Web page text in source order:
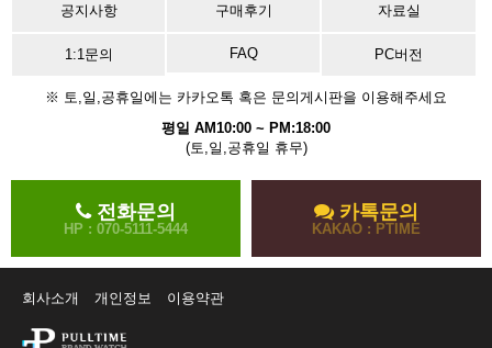
공지사항 구매후기 자료실
1:1문의 FAQ PC버전
※ 토,일,공휴일에는 카카오톡 혹은 문의게시판을 이용해주세요
평일 AM10:00 ~ PM:18:00
(토,일,공휴일 휴무)
전화문의
HP : 070-5111-5444
카톡문의
KAKAO : PTIME
회사소개 개인정보 이용약관